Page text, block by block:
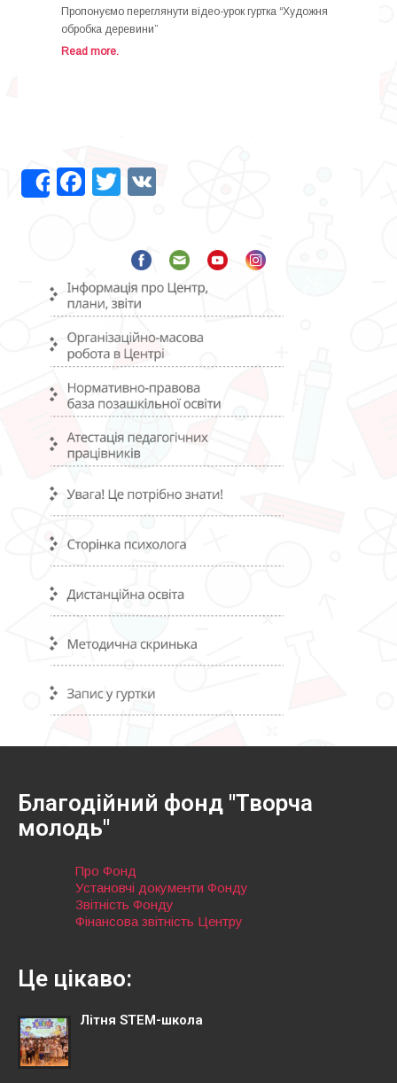
Пропонуємо переглянути відео-урок гуртка “Художня
обробка деревини”
Read more.
ShareFacebook
Twitter
Благодійний фонд "Творча
молодь"
Про Фонд
Установчі документи Фонду
Звітність Фонду
Фінансова звітність Центру
Це цікаво:
Літня STEM-школа